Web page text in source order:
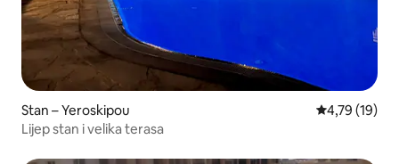
Stan – Yeroskipou Prosječna
4,79 (19)
Lijep stan i velika terasa